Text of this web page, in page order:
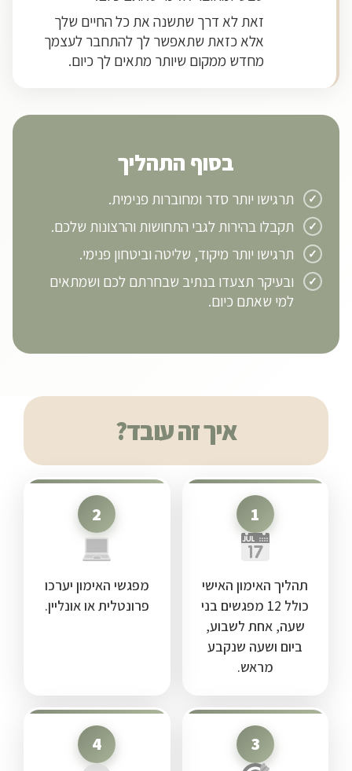
זאת לא דרך שתשנה את כל החיים שלך
אלא כזאת שתאפשר לך להתחבר לעצמך
מחדש ממקום שיותר מתאים לך כיום.
בסוף התהליך
תרגישו יותר סדר ומחוברות פנימית.
תקבלו בהירות לגבי התחושות והרצונות שלכם.
תרגישו יותר מיקוד, שליטה וביטחון פנימי.
ובעיקר תצעדו בנתיב שבחרתם לכם ושמתאים
למי שאתם כיום.
איך זה עובד?
1
תהליך האימון האישי
כולל 12 מפגשים בני
שעה, אחת לשבוע,
ביום ושעה שנקבע
מראש.
2
מפגשי האימון יערכו
פרונטלית או אונליין.
3
4